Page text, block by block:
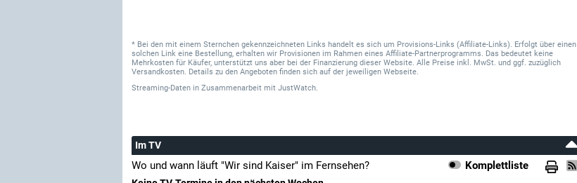
* Bei den mit einem Sternchen gekennzeichneten Links handelt es sich um Provisions-Links (Affiliate-Links). Erfolgt über einen
solchen Link eine Bestellung, erhalten wir Provisionen im Rahmen eines Affiliate-Partnerprogramms. Das bedeutet keine
Mehrkosten für Käufer, unterstützt uns aber bei der Finanzierung dieser Website. Alle Preise inkl. MwSt. und ggf. zuzüglich
Versandkosten. Details zu den Angeboten finden sich auf der jeweiligen Webseite.
Streaming-Daten in Zusammenarbeit mit JustWatch.
Im TV
Wo und wann läuft "Wir sind Kaiser" im Fernsehen? Komplettliste